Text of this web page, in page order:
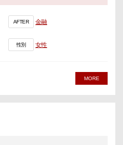
AFTER 金融
性別 女性
MORE